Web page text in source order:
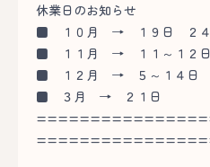
休業日のお知らせ
■ １０月 → １９日 ２４
■ １１月 → １１～１２
■ １２月 → ５～１４日
■ ３月 → ２１日